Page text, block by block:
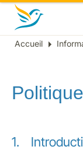
Fil
Accueil
1.